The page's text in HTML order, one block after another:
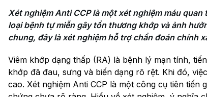
Xét nghiệm Anti CCP là một xét nghiệm máu
loại bệnh tự miễn gây tổn thương khớp và ảnh
chung, đây là xét nghiệm hỗ trợ chẩn đoán chính
Viêm khớp dạng thấp (RA) là bệnh lý mạn tính,
khớp đã đau, sưng và biến dạng rõ rệt. Khi đó,
cao. Xét nghiệm Anti CCP là một công cụ tiên